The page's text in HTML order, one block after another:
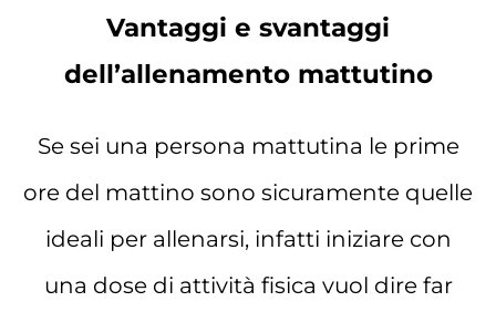
Vantaggi e svantaggi
dell’allenamento mattutino
Se sei una persona mattutina le prime
ore del mattino sono sicuramente quelle
ideali per allenarsi, infatti iniziare con
una dose di attività fisica vuol dire far